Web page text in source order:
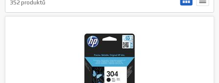
352 produktů